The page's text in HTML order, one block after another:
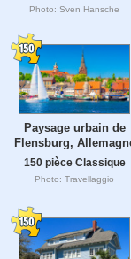
Photo: Sven Hansche
Paysage urbain de
Flensburg,
150 pièce Classique
Photo: Travellaggio